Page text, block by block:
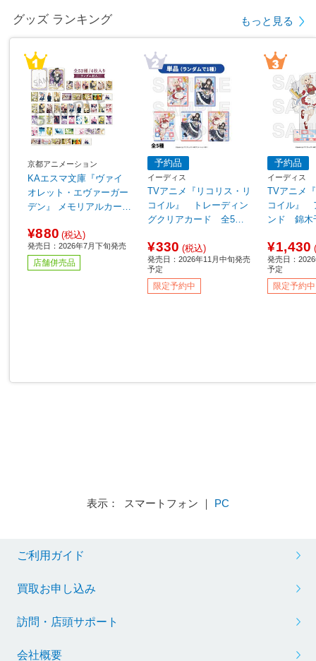
グッズ ランキング もっと見る
京都アニメーション
KAエスマ文庫『ヴァイ
オレット・エヴァーガー
デン』 メモリアルカード
売】【sof001】
¥880 (税込)
発売日：2026年7月下旬発売
店舗併売品
予約品
イーディス
TVアニメ『リコリス・リ
コイル』 トレーディン
グクリアカード 全5種
メ『リコリス・リコイ
ル』フェア特典対象
¥330 (税込)
発売日：2026年11月中旬発売
予定
限定予約中
予約品
イーディス
TVアニメ
コイル』
ンド 錦木
ル』フェア
¥1,430
発売日：
予定
限定予約中
表示： スマートフォン ｜ PC
ご利用ガイド
買取お申し込み
訪問・店頭サポート
会社概要